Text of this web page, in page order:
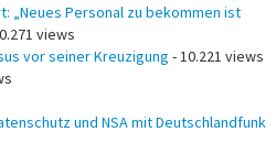
„Neues Personal zu bekommen ist
views
vor seiner Kreuzigung - 10.221 views
und NSA mit Deutschlandfunk